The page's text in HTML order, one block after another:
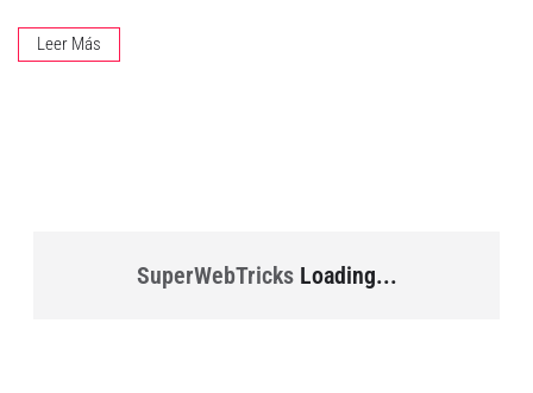
Leer Más
SuperWebTricksLoading...